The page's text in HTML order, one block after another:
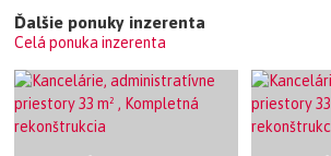
Ďalšie ponuky inzerenta
Celá ponuka inzerenta